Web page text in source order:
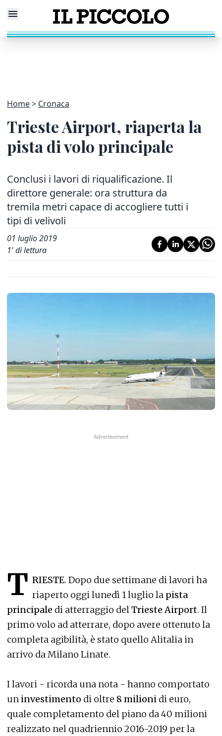
Home Cronaca
Trieste Airport, riaperta la
pista di volo principale
Conclusi i lavori di riqualificazione. Il
direttore generale: ora struttura da
tremila metri capace di accogliere tutti i
tipi di velivoli
01 luglio 2019
1' di lettura
T RIESTE. Dopo due settimane di lavori ha
riaperto oggi lunedì 1 luglio la pista
principale di atterraggio delTrieste Airport. Il
primo volo ad atterrare, dopo avere ottenuto la
completa agibilità, è stato quello Alitalia in
arrivo da Milano Linate.
I lavori - ricorda una nota - hanno comportato
un investimento di oltre 8 milioni di euro,
quale completamento del piano da 40 milioni
realizzato nel quadriennio 2016-2019 per la